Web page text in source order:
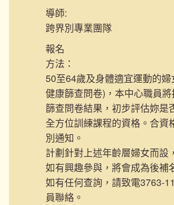
導師:
跨界別專業團隊
報名
方法：
50至64歲及身體適宜運動的
健康篩查問卷)，本中心職員
篩查問卷結果，初步評估妳是
全方位訓練課程的資格。合資
別通知。
計劃針對上述年齡層婦女而設
如有興趣參與，將會成為後補
如有任何查詢，請致電3763-
員聯絡。